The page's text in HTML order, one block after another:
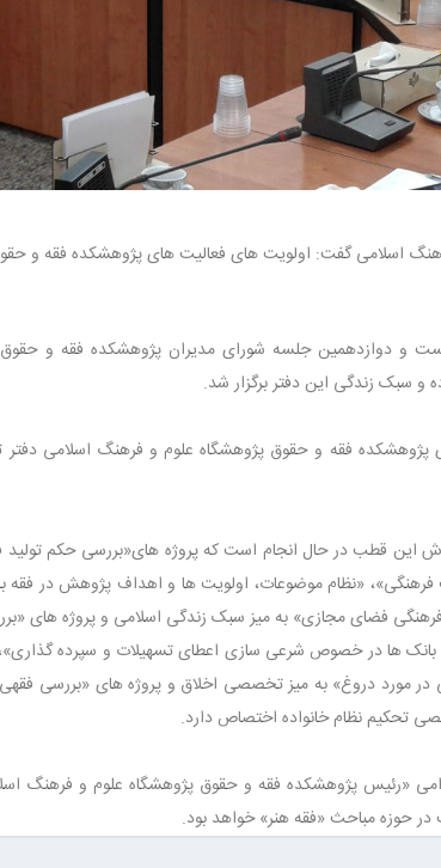
اسلامی گفت: اولویت های فعالیت های پژوهشکده فقه و حقوق
و دوازدهمین جلسه شورای مدیران پژوهشکده فقه و
و سبک زندگی این دفتر برگزار شد.
فقه و حقوق پژوهشگاه علوم و فرهنگ اسلامی دفتر
این پژوهشکده، ۱۱ پروژه به سفارش این قطب در حال انجام است که پروژه
«نظام موضوعات، اولویت ها و اهداف پژوهش در فقه
فضای مجازی» به میز سبک زندگی اسلامی و پروژه های
بانک ها در خصوص شرعی سازی اعطای تسهیلات و سپرده
مورد دروغ» به میز تخصصی اخلاق و پروژه های «بررسی
تحکیم نظام خانواده اختصاص دارد.
«رئیس پژوهشکده فقه و حقوق پژوهشگاه علوم و فرهنگ
حوزه مباحث «فقه هنر» خواهد بود.